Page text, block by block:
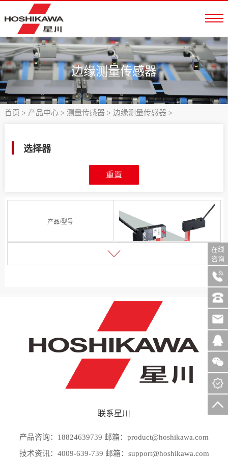
边缘测量传感器
首页 > 产品中心> 测量传感器> 边缘测量传感器>
选择器
重置
产品/型号
名称：边缘测量传感器
型号：RT 系列
联系星川
产品咨询：18824639739 邮箱：product@hoshikawa.com
技术资讯：4009-639-739 邮箱：support@hoshikawa.com
在线
咨询